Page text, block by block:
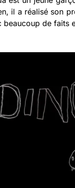
il a réalisé son
de faits